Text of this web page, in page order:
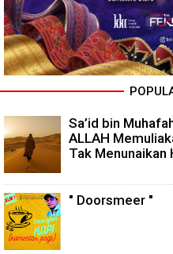
Sa’id bin
ALLAH
Tak Menunaikan
" Doorsmeer "